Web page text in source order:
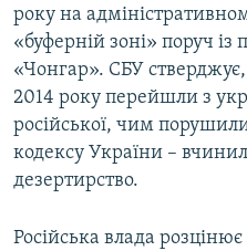
року на
«буферній зоні» поруч
«Чонгар». СБУ
2014 року перейшли з
російської, чим
кодексу України –
дезертирство.
Російська влада